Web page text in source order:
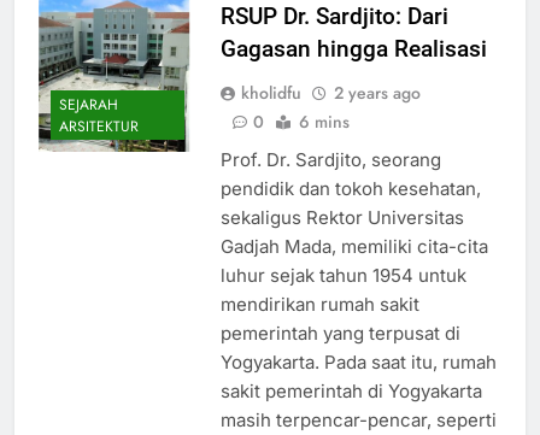
SEJARAH
ARSITEKTUR
RSUP Dr. Sardjito: Dari
Gagasan hingga Realisasi
kholidfu
2 years ago
0
6 mins
Prof. Dr. Sardjito, seorang
pendidik dan tokoh kesehatan,
sekaligus Rektor Universitas
Gadjah Mada, memiliki cita-cita
luhur sejak tahun 1954 untuk
mendirikan rumah sakit
pemerintah yang terpusat di
Yogyakarta. Pada saat itu, rumah
sakit pemerintah di Yogyakarta
masih terpencar-pencar, seperti